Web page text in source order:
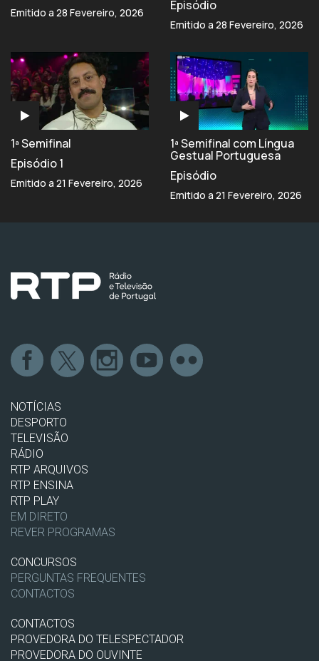
Emitido a 28 Fevereiro, 2026
Episódio
Emitido a 28 Fevereiro, 2026
1ª Semifinal
Episódio 1
Emitido a 21 Fevereiro, 2026
1ª Semifinal com Língua
Gestual Portuguesa
Episódio
Emitido a 21 Fevereiro, 2026
NOTÍCIAS
DESPORTO
TELEVISÃO
RÁDIO
RTP ARQUIVOS
RTP ENSINA
RTP PLAY
EM DIRETO
REVER PROGRAMAS
CONCURSOS
PERGUNTAS FREQUENTES
CONTACTOS
CONTACTOS
PROVEDORA DO TELESPECTADOR
PROVEDORA DO OUVINTE